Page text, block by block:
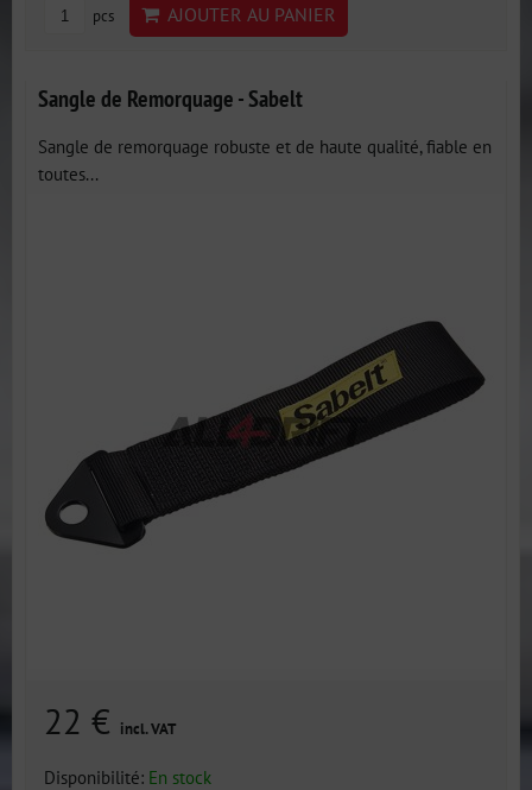
pcs AJOUTER AU PANIER
Sangle de Remorquage - Sabelt
Sangle de remorquage robuste et de haute qualité, fiable en
toutes...
22 € incl. VAT
Disponibilité: En stock